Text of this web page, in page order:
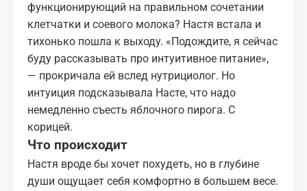
функционирующий на правильном сочетании
клетчатки и соевого молока? Настя встала и
тихонько пошла к выходу. «Подождите, я сейчас
буду рассказывать про интуитивное питание»,
— прокричала ей вслед нутрициолог. Но
интуиция подсказывала Насте, что надо
немедленно съесть яблочного пирога. С
корицей.
Что происходит
Настя вроде бы хочет похудеть, но в глубине
души ощущает себя комфортно в большем весе.